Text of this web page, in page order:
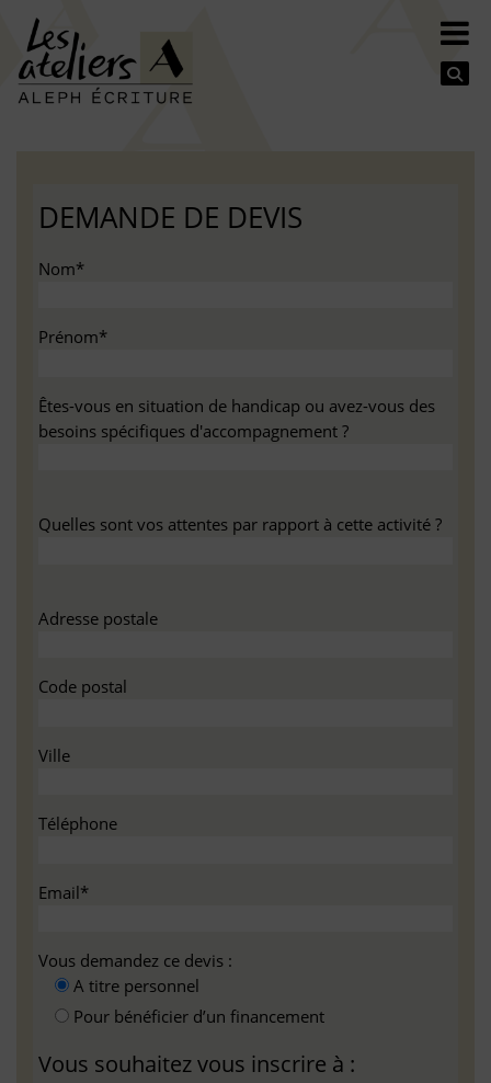
DEMANDE DE DEVIS
Nom*
Prénom*
Êtes-vous en situation de handicap ou avez-vous des
besoins spécifiques d'accompagnement ?
Quelles sont vos attentes par rapport à cette activité ?
Adresse postale
Code postal
Ville
Téléphone
Email*
Vous demandez ce devis :
A titre personnel
Pour bénéficier d’un financement
Vous souhaitez vous inscrire à :